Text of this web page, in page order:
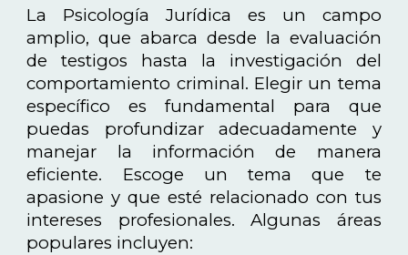
La Psicología Jurídica es un campo
amplio, que abarca desde la evaluación
de testigos hasta la investigación del
comportamiento criminal. Elegir un tema
específico es fundamental para que
puedas profundizar adecuadamente y
manejar la información de manera
eficiente. Escoge un tema que te
apasione y que esté relacionado con tus
intereses profesionales. Algunas áreas
populares incluyen: